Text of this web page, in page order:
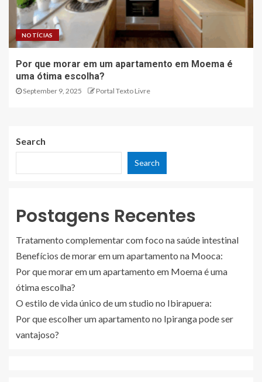
NOTÍCIAS
Por que morar em um apartamento em Moema é
uma ótima escolha?
September 9, 2025 Portal Texto Livre
Search
Search
Postagens Recentes
Tratamento complementar com foco na saúde intestinal
Benefícios de morar em um apartamento na Mooca:
Por que morar em um apartamento em Moema é uma
ótima escolha?
O estilo de vida único de um studio no Ibirapuera:
Por que escolher um apartamento no Ipiranga pode ser
vantajoso?